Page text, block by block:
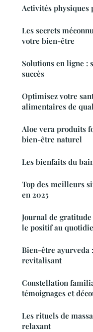
Activités physiques
Les secrets
votre bien-être
Solutions en ligne :
succès
Optimisez votre
alimentaires de
Aloe vera produits
bien-être naturel
Les bienfaits du
Top des meilleurs
en 2025
Journal de
le positif au
Bien-être ayurveda
revitalisant
Constellation
témoignages et
Les rituels de
relaxant